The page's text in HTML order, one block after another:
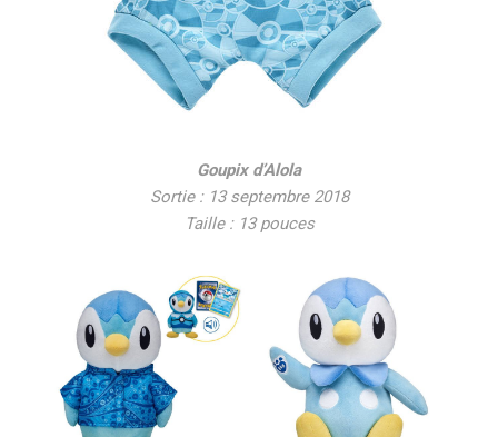
Goupix d’Alola
Sortie : 13 septembre 2018
Taille : 13 pouces